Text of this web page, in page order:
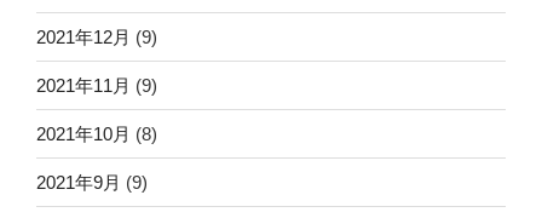
2021年12月 (9)
2021年11月 (9)
2021年10月 (8)
2021年9月 (9)